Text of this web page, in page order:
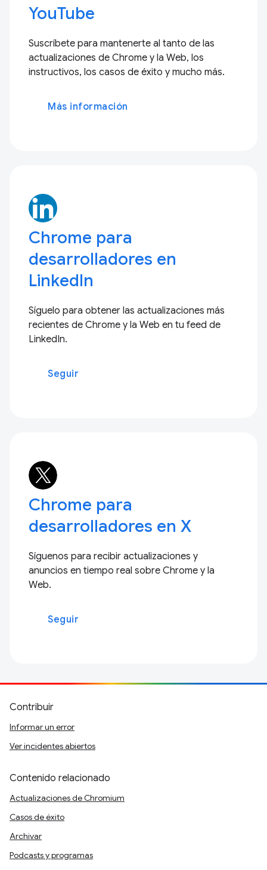
YouTube
Suscríbete para mantenerte al tanto de las
actualizaciones de Chrome y la Web, los
instructivos, los casos de éxito y mucho más.
Más información
Chrome para
desarrolladores en
LinkedIn
Síguelo para obtener las actualizaciones más
recientes de Chrome y la Web en tu feed de
LinkedIn.
Seguir
Chrome para
desarrolladores en X
Síguenos para recibir actualizaciones y
anuncios en tiempo real sobre Chrome y la
Web.
Seguir
Contribuir
Informar un error
Ver incidentes abiertos
Contenido relacionado
Actualizaciones de Chromium
Casos de éxito
Archivar
Podcasts y programas